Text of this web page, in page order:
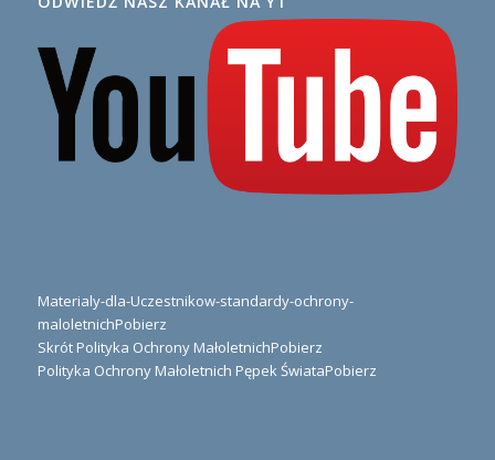
Materialy-dla-Uczestnikow-standardy-ochrony-
maloletnichPobierz
Skrót Polityka Ochrony MałoletnichPobierz
Polityka Ochrony Małoletnich Pępek ŚwiataPobierz